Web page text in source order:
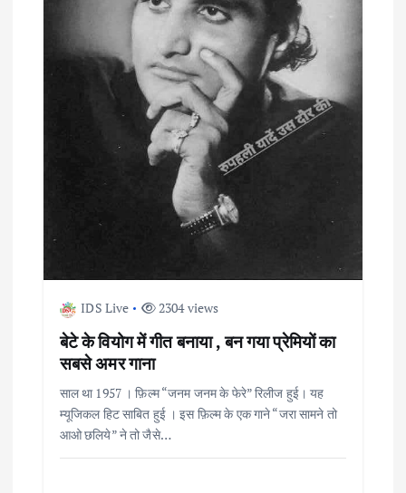
IDS Live 2304 views
बेटे के वियोग में गीत बनाया , बन गया प्रेमियों का
सबसे अमर गाना
साल था 1957 । फ़िल्म “जनम जनम के फेरे” रिलीज हुई। यह
म्यूजिकल हिट साबित हुई । इस फ़िल्म के एक गाने “जरा सामने तो
आओ छलिये” ने तो जैसे…